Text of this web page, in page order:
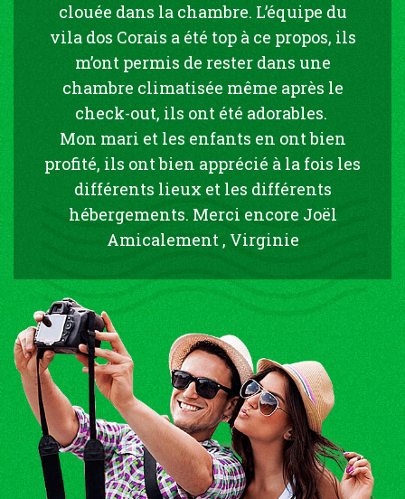
clouée dans la chambre. L’équipe du
vila dos Corais a été top à ce propos, ils
m’ont permis de rester dans une
chambre climatisée même après le
check-out, ils ont été adorables.
Mon mari et les enfants en ont bien
profité, ils ont bien apprécié à la fois les
différents lieux et les différents
hébergements. Merci encore Joël
Amicalement , Virginie